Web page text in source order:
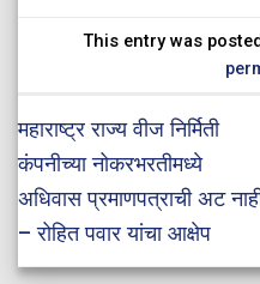
This entry was
महाराष्ट्र राज्य वीज निर्मिती
कंपनीच्या नोकरभरतीमध्ये
अधिवास प्रमाणपत्राची अट
– रोहित पवार यांचा आक्षेप